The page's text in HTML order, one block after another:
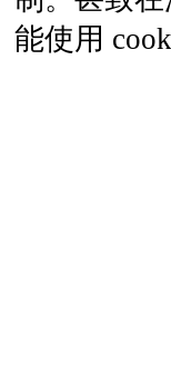
能使用